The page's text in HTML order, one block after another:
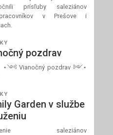
prísľuby saleziánov
v Prešove i
pozdrav
⋆༺ Vianočný pozdrav ༻⋆
Garden v službe
saleziánov